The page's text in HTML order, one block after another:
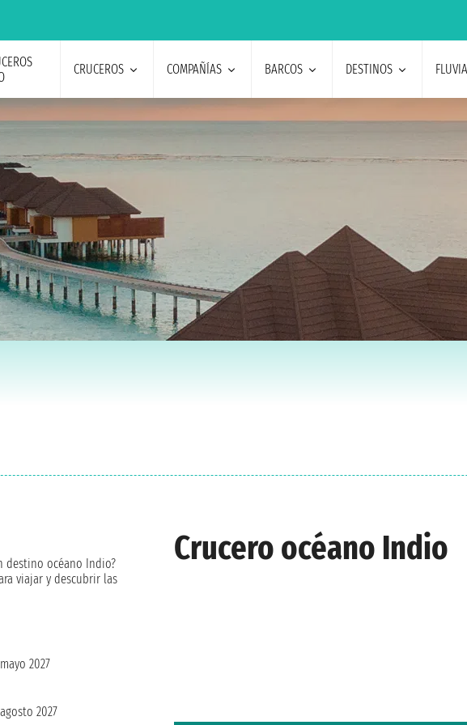
CRUCEROS COMPAÑÍAS BARCOS DESTINOS
Crucero océano Indio
destino océano Indio?
viajar y descubrir las
mayo 2027
agosto 2027